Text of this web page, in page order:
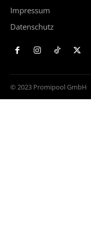
Impressum
Datenschutz
© 2023 Promipool GmbH